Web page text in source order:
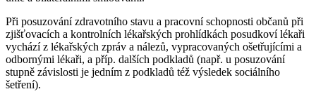
Při posuzování zdravotního stavu a pracovní schopnosti občanů při
zjišťovacích a kontrolních lékařských prohlídkách posudkoví lékaři
vychází z lékařských zpráv a nálezů, vypracovaných ošetřujícími a
odbornými lékaři, a příp. dalších podkladů (např. u posuzování
stupně závislosti je jedním z podkladů též výsledek sociálního
šetření).